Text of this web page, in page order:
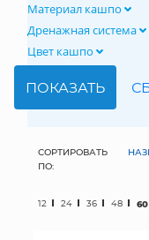
Материал кашпо
Дренажная система
Цвет кашпо
СОРТИРОВАТЬ
ПО:
12 24 36 48 60